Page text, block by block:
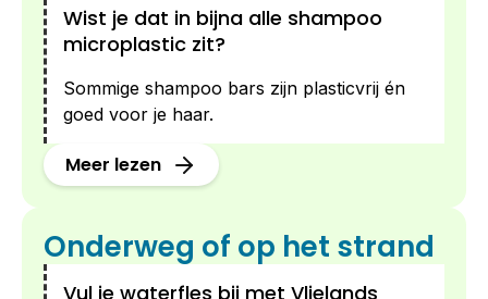
Wist je dat in bijna alle shampoo
microplastic zit?
Sommige shampoo bars zijn plasticvrij én
goed voor je haar.
Meer lezen
Onderweg of op het strand
Vul je waterfles bij met Vlielands